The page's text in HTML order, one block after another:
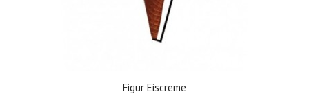
Figur Eiscreme